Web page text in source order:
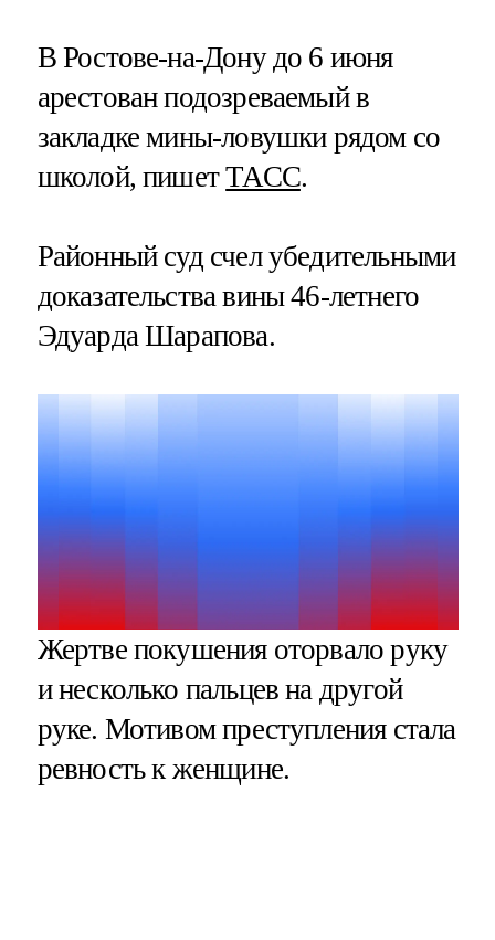
В Ростове-на-Дону до 6 июня
арестован подозреваемый в
закладке мины-ловушки рядом со
школой, пишетТАСС.
Районный суд счел убедительными
доказательства вины 46-летнего
Эдуарда Шарапова.
Жертве покушения оторвало руку
и несколько пальцев на другой
руке. Мотивом преступления стала
ревность к женщине.